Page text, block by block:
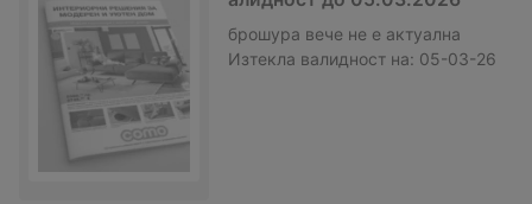
брошура вече не е актуална
Изтекла валидност на: 05-03-26